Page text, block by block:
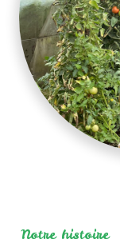
Notre histoire